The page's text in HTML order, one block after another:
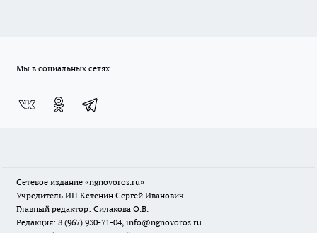
Мы в социальных сетях
Сетевое издание «ngnovoros.ru»
Учредитель ИП Кстенин Сергей Иванович
Главный редактор: Силакова О.В.
Редакция: 8 (967) 930-71-04, info@ngnovoros.ru